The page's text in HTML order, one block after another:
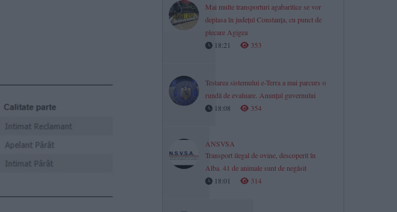
Mai multe transporturi agabaritice se vor
deplasa în județul Constanța, cu punct de
plecare Agigea
18:21
353
Testarea sistemului e-Terra a mai parcurs o
rundă de evaluare. Anunțul guvernului
18:08
354
ANSVSA
Transport ilegal de ovine, descoperit în
Alba. 41 de animale sunt de negăsit
18:01
314